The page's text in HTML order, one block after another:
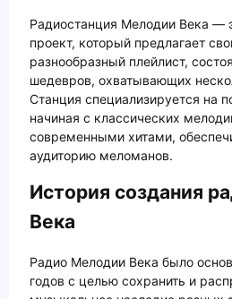
Радиостанция Мелодии Века —
проект, который предлагает
разнообразный плейлист,
шедевров, охватывающих
Станция специализируется на
начиная с классических
современными хитами,
аудиторию меломанов.
История создания
Века
Радио Мелодии Века было
годов с целью сохранить и